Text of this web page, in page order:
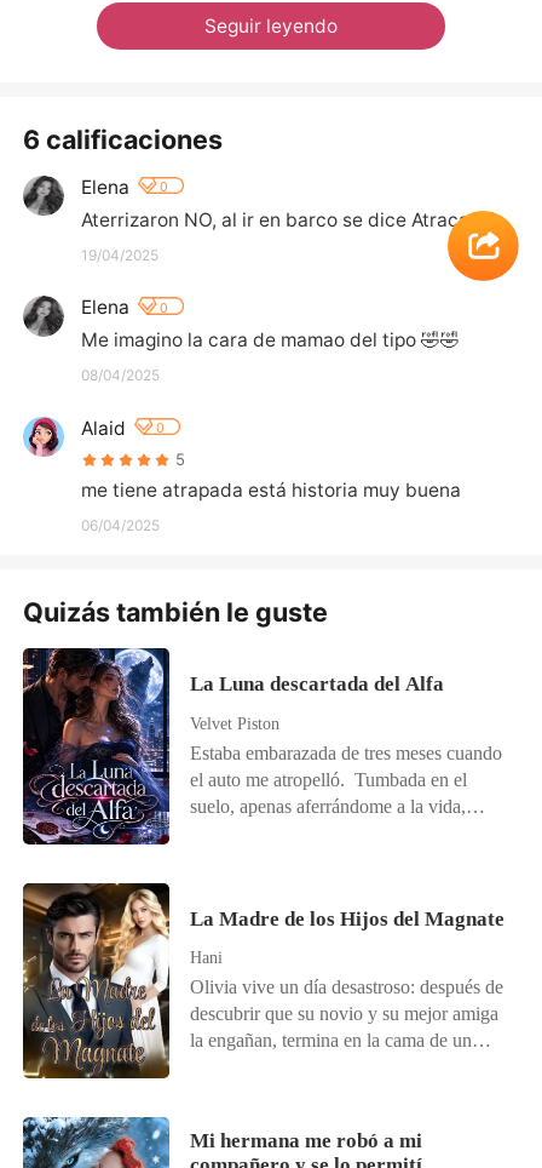
Seguir leyendo
6 calificaciones
Elena 0
Aterrizaron NO, al ir en barco se dice Atracar
19/04/2025
Elena 0
Me imagino la cara de mamao del tipo 🤣🤣
08/04/2025
Alaid 0
5
me tiene atrapada está historia muy buena
06/04/2025
Quizás también le guste
La Luna descartada del Alfa
Velvet Piston
Estaba embarazada de tres meses cuando
el auto me atropelló. Tumbada en el
suelo, apenas aferrándome a la vida,
su primer amor, Ivy. "Gracias, Alfa.
oscuridad, así que te quedaste conmigo
toda la noche. Incluso despejaste toda tu
agenda hoy para llevarme a la subasta,
solo para darme el mejor regalo del
estaba con otra loba. Con calma, le di
La Madre de los Hijos del Magnate
Hani
Olivia vive un día desastroso: después de
descubrir que su novio y su mejor amiga
la engañan, termina en la cama de un
de interrumpir el embarazo, el hombre
Mi hermana me robó a mi